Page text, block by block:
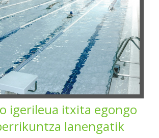
igerileua itxita egongo
lanengatik